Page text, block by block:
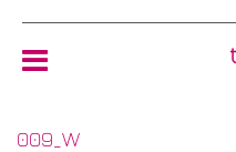
009_W